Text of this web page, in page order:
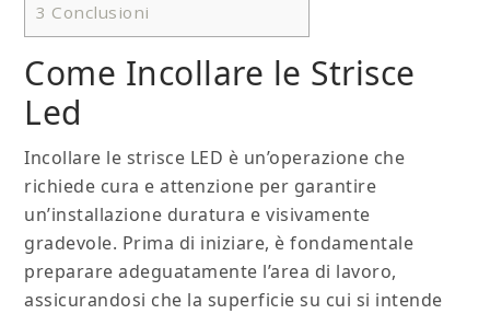
3 Conclusioni
Come Incollare le Strisce
Led
Incollare le strisce LED è un’operazione che
richiede cura e attenzione per garantire
un’installazione duratura e visivamente
gradevole. Prima di iniziare, è fondamentale
preparare adeguatamente l’area di lavoro,
assicurandosi che la superficie su cui si intende